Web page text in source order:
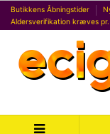
Butikkens Åbningstider
Aldersverifikation kræves pr.